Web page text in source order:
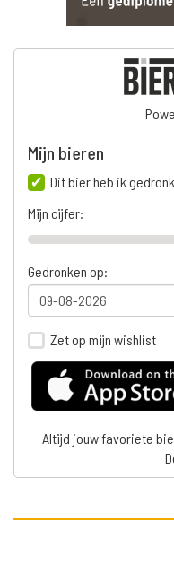
Mijn bieren
Dit bier heb ik
Mijn cijfer:
Gedronken op:
Zet op mijn wishlist
Altijd jouw favoriete